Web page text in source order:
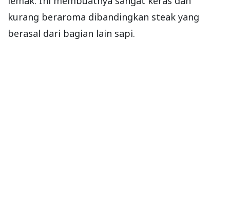
kurang beraroma dibandingkan steak yang
berasal dari bagian lain sapi.